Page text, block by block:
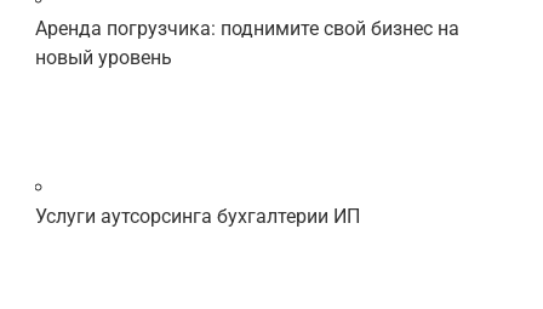
Аренда погрузчика: поднимите свой бизнес на
новый уровень
Услуги аутсорсинга бухгалтерии ИП